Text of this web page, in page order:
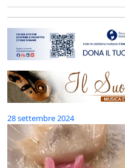
28 settembre 2024